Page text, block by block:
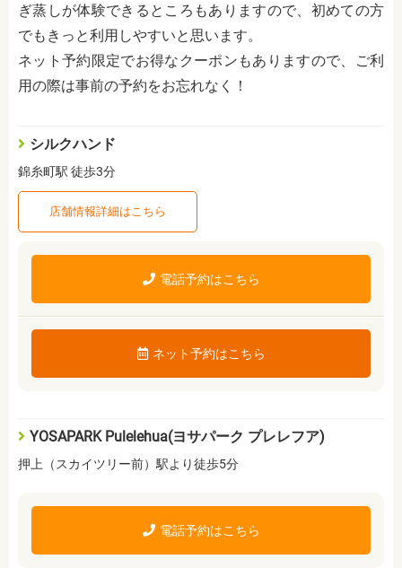
ぎ蒸しが体験できるところもありますので、初めての方
でもきっと利用しやすいと思います。
ネット予約限定でお得なクーポンもありますので、ご利
用の際は事前の予約をお忘れなく！
シルクハンド
錦糸町駅 徒歩3分
店舗情報詳細はこちら
電話予約はこちら
ネット予約はこちら
YOSAPARK Pulelehua(ヨサパーク プレレフア)
押上（スカイツリー前）駅より徒歩5分
電話予約はこちら